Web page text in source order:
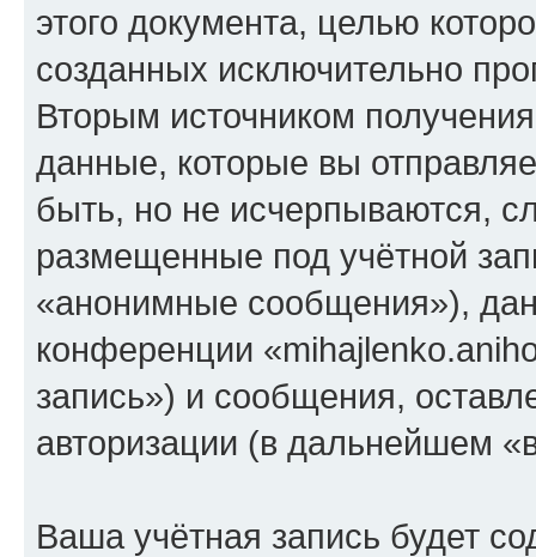
этого документа, целью
созданных исключительно
Вторым источником
данные, которые вы
быть, но не исчерпываются,
размещенные под учётной
«анонимные сообщения»),
конференции
запись») и сообщения,
авторизации (в дальнейшем
Ваша учётная запись будет